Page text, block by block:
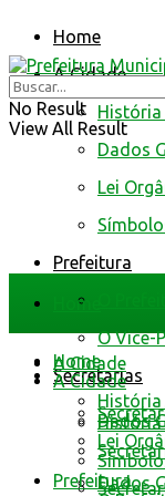
Home
A Cidade
História
Dados
Lei
Prefeitura
O Vice-
Secretarias
No Result
View All Result
Home
A Cidade
História
Dados
Home
A Cidade
História
Dados
Lei
Prefeitura